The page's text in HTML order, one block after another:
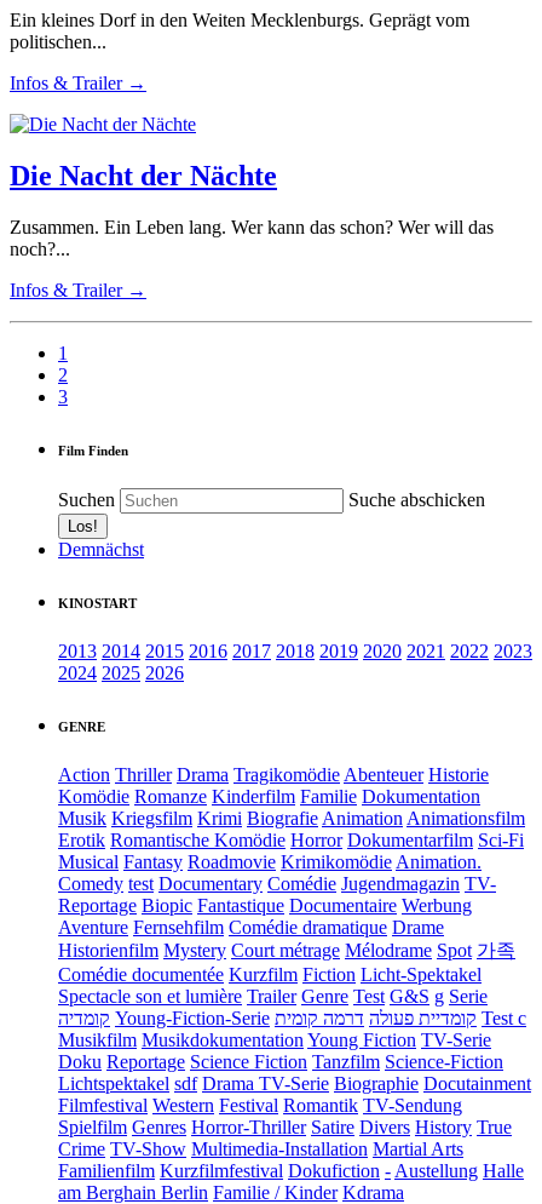
Ein kleines Dorf in den Weiten Mecklenburgs. Geprägt vom
politischen...
Infos & Trailer →
Die Nacht der Nächte
Zusammen. Ein Leben lang. Wer kann das schon? Wer will das
noch?...
Infos & Trailer →
1
2
3
Film Finden
Suchen Suche abschicken
Demnächst
KINOSTART
2013 2014 2015 2016 2017 2018 2019 2020 2021 2022 2023
2024 2025 2026
GENRE
Action Thriller Drama Tragikomödie Abenteuer Historie
Komödie Romanze Kinderfilm Familie Dokumentation
Musik Kriegsfilm Krimi Biografie Animation Animationsfilm
Erotik Romantische Komödie Horror Dokumentarfilm Sci-Fi
Musical Fantasy Roadmovie Krimikomödie Animation.
Comedy test Documentary Comédie Jugendmagazin TV-
Reportage Biopic Fantastique Documentaire Werbung
Aventure Fernsehfilm Comédie dramatique Drame
Historienfilm Mystery Court métrage Mélodrame Spot 가족
Comédie documentée Kurzfilm Fiction Licht-Spektakel
Spectacle son et lumière Trailer Genre Test G&S g Serie
קומדיה Young-Fiction-Serie קומדיית פעולה דרמה קומית
Test c
Musikfilm Musikdokumentation Young Fiction TV-Serie
Doku Reportage Science Fiction Tanzfilm Science-Fiction
Lichtspektakel sdf Drama TV-Serie Biographie Docutainment
Filmfestival Western Festival Romantik TV-Sendung
Spielfilm Genres Horror-Thriller Satire Divers History True
Crime TV-Show Multimedia-Installation Martial Arts
Familienfilm Kurzfilmfestival Dokufiction - Austellung Halle
am Berghain Berlin Familie / Kinder Kdrama